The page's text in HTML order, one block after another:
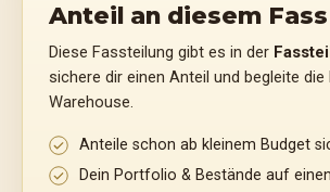
Anteil an diesem
Diese Fassteilung gibt es in der
sichere dir einen Anteil und begleite die
Warehouse.
Anteile schon ab kleinem Budget
Dein Portfolio & Bestände auf